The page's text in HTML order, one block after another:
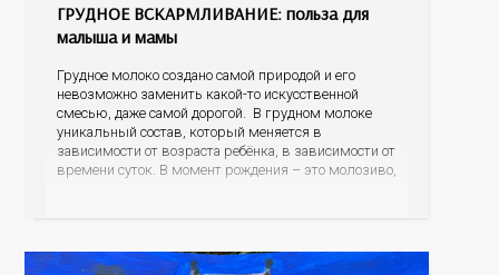
ГРУДНОЕ ВСКАРМЛИВАНИЕ: польза для
малыша и мамы
Грудное молоко создано самой природой и его
невозможно заменить какой-то искусственной
смесью, даже самой дорогой. В грудном молоке
уникальный состав, который меняется в
зависимости от возраста ребёнка, в зависимости от
времени суток. В момент рождения – это молозиво,